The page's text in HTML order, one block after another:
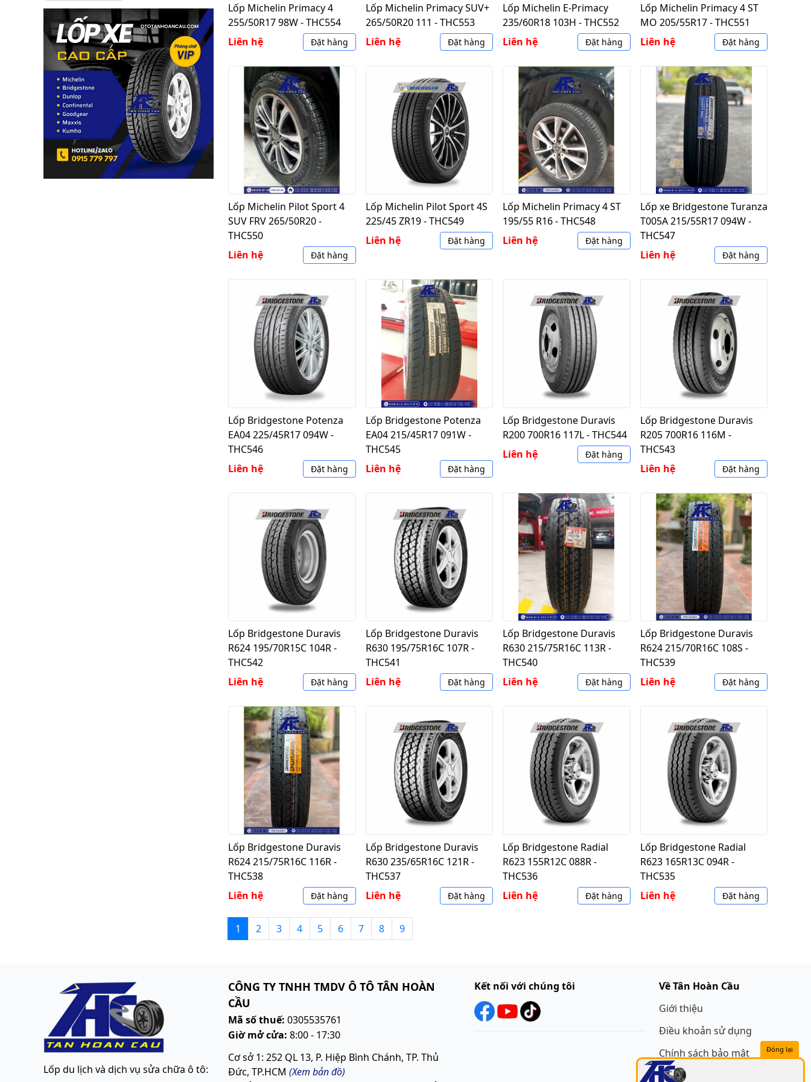
Lốp Michelin Primacy 4
255/50R17 98W - THC554
Liên hệ
Đặt hàng
Lốp Michelin Primacy SUV+
265/50R20 111 - THC553
Liên hệ
Đặt hàng
Lốp Michelin E-Primacy
235/60R18 103H - THC552
Liên hệ
Đặt hàng
Lốp Michelin Primacy 4 ST
MO 205/55R17 - THC551
Liên hệ
Đặt hàng
Lốp Michelin Pilot Sport 4
SUV FRV 265/50R20 -
THC550
Liên hệ
Đặt hàng
Lốp Michelin Pilot Sport 4S
225/45 ZR19 - THC549
Liên hệ
Đặt hàng
Lốp Michelin Primacy 4 ST
195/55 R16 - THC548
Liên hệ
Đặt hàng
Lốp xe Bridgestone Turanza
T005A 215/55R17 094W -
THC547
Liên hệ
Đặt hàng
Lốp Bridgestone Potenza
EA04 225/45R17 094W -
THC546
Liên hệ
Đặt hàng
Lốp Bridgestone Potenza
EA04 215/45R17 091W -
THC545
Liên hệ
Đặt hàng
Lốp Bridgestone Duravis
R200 700R16 117L - THC544
Liên hệ
Đặt hàng
Lốp Bridgestone Duravis
R205 700R16 116M -
THC543
Liên hệ
Đặt hàng
Lốp Bridgestone Duravis
R624 195/70R15C 104R -
THC542
Liên hệ
Đặt hàng
Lốp Bridgestone Duravis
R630 195/75R16C 107R -
THC541
Liên hệ
Đặt hàng
Lốp Bridgestone Duravis
R630 215/75R16C 113R -
THC540
Liên hệ
Đặt hàng
Lốp Bridgestone Duravis
R624 215/70R16C 108S -
THC539
Liên hệ
Đặt hàng
Lốp Bridgestone Duravis
R624 215/75R16C 116R -
THC538
Liên hệ
Đặt hàng
Lốp Bridgestone Duravis
R630 235/65R16C 121R -
THC537
Liên hệ
Đặt hàng
Lốp Bridgestone Radial
R623 155R12C 088R -
THC536
Liên hệ
Đặt hàng
Lốp Bridgestone Radial
R623 165R13C 094R -
THC535
Liên hệ
Đặt hàng
1 2 3 4 5 6 7 8 9
Lốp du lịch và dịch vụ sửa chữa ô tô:
CÔNG TY TNHH TMDV Ô TÔ TÂN HOÀN
CẦU
Mã số thuế: 0305535761
Giờ mở cửa: 8:00 - 17:30
Cơ sở 1: 252 QL 13, P. Hiệp Bình Chánh, TP. Thủ
Đức, TP.HCM (Xem bản đồ)
Kết nối với chúng tôi
Về Tân Hoàn Cầu
Giới thiệu
Điều khoản sử dụng
Chính sách bảo mật
Chính sách hoàn tiền
Đóng lại